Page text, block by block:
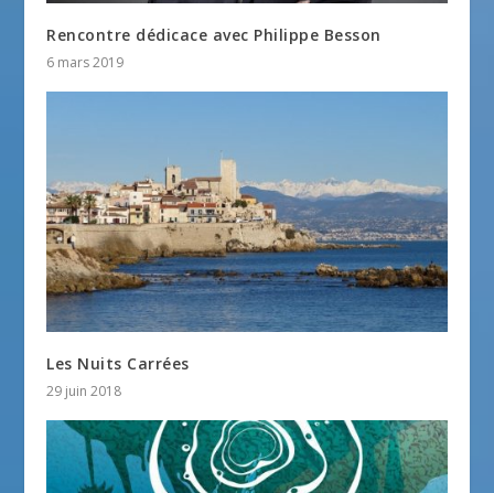
Rencontre dédicace avec Philippe Besson
6 mars 2019
Les Nuits Carrées
29 juin 2018